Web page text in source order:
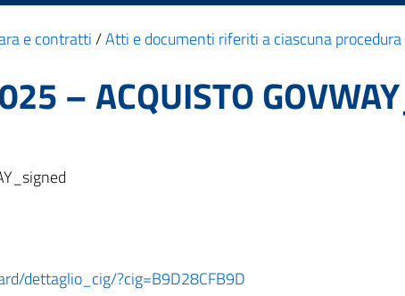
e contratti/Atti e documenti riferiti a ciascuna procedura
– ACQUISTO
dettaglio_cig/?cig=B9D28CFB9D